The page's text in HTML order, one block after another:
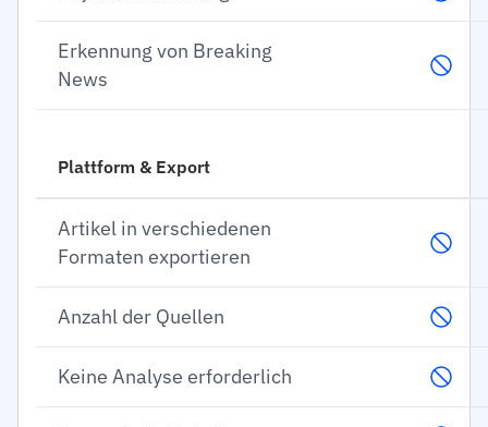
Erkennung von Breaking
News
Plattform & Export
Artikel in verschiedenen
Formaten exportieren
Anzahl der Quellen
Keine Analyse erforderlich